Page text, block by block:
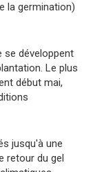
la germination)
se développent
Le plus
début mai,
jusqu'à une
retour du gel